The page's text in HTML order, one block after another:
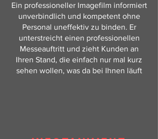
Ein professioneller Imagefilm informiert
unverbindlich und kompetent ohne
Personal uneffektiv zu binden. Er
unterstreicht einen professionellen
Messeauftritt und zieht Kunden an
Ihren Stand, die einfach nur mal kurz
sehen wollen, was da bei Ihnen läuft